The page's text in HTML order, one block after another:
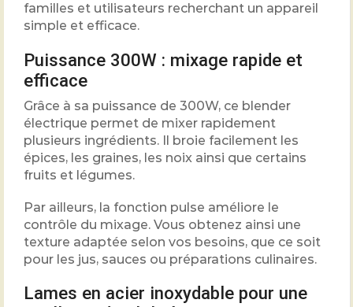
familles et utilisateurs recherchant un appareil
simple et efficace.
Puissance 300W : mixage rapide et
efficace
Grâce à sa puissance de 300W, ce blender
électrique permet de mixer rapidement
plusieurs ingrédients. Il broie facilement les
épices, les graines, les noix ainsi que certains
fruits et légumes.
Par ailleurs, la fonction pulse améliore le
contrôle du mixage. Vous obtenez ainsi une
texture adaptée selon vos besoins, que ce soit
pour les jus, sauces ou préparations culinaires.
Lames en acier inoxydable pour une